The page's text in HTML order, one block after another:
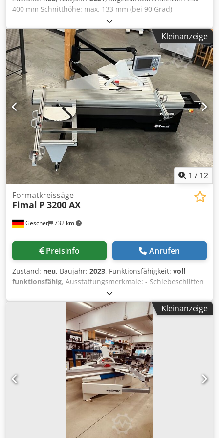
Parallelanschlag: 1500 mm Parallelanschlag mit
programmierter THK-Führung Elektronische Verstellung
des Vorritzaggregats Anschlaglineal mit „COMPEX“-
Vorrichtung für Winkelschnitte mit automatischem
Längenausgleich Start/Stopp-Tasten im Fahrwagen
integriert Exzenter-Spannarm für Werkstücke
Verlängerung der Auflagefläche Ablänganschlag mit 3 LCD-
Anzeigen zur Stopp-Positionsanzeige Komplette
Unterstützung und Wireless: verstellbarer Rahmen für
Winkelschnitte mit drahtloser Funktion Absaugstutzen:
Unterbau 120 mm, Oberhaube 100 mm Abmessungen
(aufgebaut) mm: 4200 x 4300 x 1800 h Dedoytufgspfx Am
Esck Abmessungen für Transport mm: 4200 x 2350 x 1800
h + Palette 1600 x 1000 x 800 h Gewicht kg: 1140
400 mm Schnitthöhe: max. 133 mm (bei 90 Grad)
Kreissägeblattschwenkung: 0 – 45 Grad Drehzahlen: 3500 /
4500 / 5500 U/min Motorleistung: 5,5 kW (7,5 PS)
Motorspannung: 3x 400 Motorfrequenz: 50 Hz
Schiebetischlänge: Standard 2500 mm Schnittbreite: 800
mm Djdey Nc Dkepfx Am Ejck „X-Roll“-System (wartunsfrei,
Roll) Steuerung : x-motion CNC-Steuerung, 3-Achsen-
Steuerung Bedienpult: 5,7” (145 mm) TFT-Touch-
Farbbildschirm Ausstattung, wartungsfreie
Schwenksegmente: „Easy-Glide” Absauganschluss: Ø 120
mm (unten) / Ø 80 mm (oben) Gewicht: cca. 900 kg Die
Maschine ist in fabrikneuer Zustand und war nie
gebraucht.
Kleinanzeige
1 / 12
Gescher 732 km
Formatkreissäge
Fimal P 3200 AX
Preisinfo Anrufen
Zustand: neu, Baujahr: 2023, Funktionsfähigkeit: voll
funktionsfähig, Ausstattungsmerkmale: - Schiebeschlitten
aus eloxiertem Aluminium, einschl.
Hochpräzisionsführung aus gehärtetem und geschliffenem
Stahl - Schiebeschlittenblockierung in jeder Position -
Sägeblattschutzvorrichtung mit Wegschwenkeinrichtung -
Ausleger mit verstellbaren Winkelanschlag mit
Längenausgleich alle 5° und bei 22,5° - Gehrungsanschlag
und Exenterspanner - Riemenumstellung für
Geschwindigkeitswechsel von oben (Öffnung im Sägetisch)
- Kontrollleuchten für eingestellte Sägeblattdrehzahl - 3-
Achsen Programmiereinheit über TFT 15‘‘ Touchscreen auf
Windows-Basis, einschl. 2.500 Programmplätze, 2 USB
Anschlüsse und 1 Ethernet-Netzwerkstecker Dedporrw
Ucsfx Am Ejck - Vorritzaggregat mit elektromotorischer
Höhenverstellung und motorischer, axialer
Impulsverstellung, einschl. digitaler Anzeige für Höhe und
Kleinanzeige